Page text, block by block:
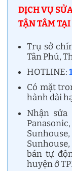
DỊCH VỤ
TẬN TÂM
Trụ sở
Tân Phú,
HOTLINE:
Có mặt
hành dài
Nhận
bán tự
huyện ở